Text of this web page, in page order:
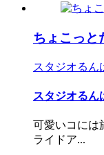
ちょこっと
スタジオるん
スタジオるん
可愛いコには
ライドア...